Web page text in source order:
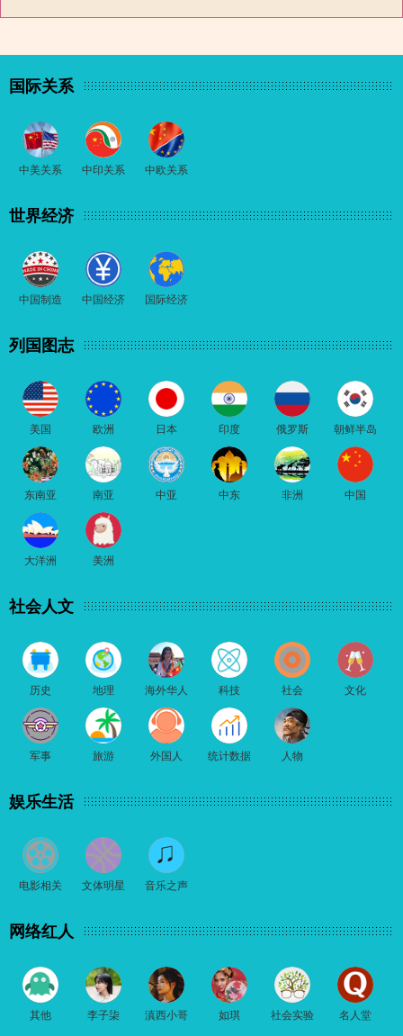
国际关系
中美关系 中印关系 中欧关系
世界经济
中国制造 中国经济 国际经济
列国图志
美国 欧洲 日本 印度 俄罗斯 朝鲜半岛
东南亚 南亚 中亚 中东 非洲 中国
大洋洲 美洲
社会人文
历史 地理 海外华人 科技 社会 文化
军事 旅游 外国人 统计数据 人物
娱乐生活
电影相关 文体明星 音乐之声
网络红人
其他 李子柒 滇西小哥 如琪 社会实验 名人堂